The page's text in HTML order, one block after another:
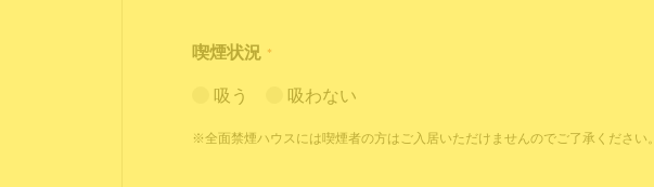
喫煙状況 *
吸う 吸わない
※全面禁煙ハウスには喫煙者の方はご入居いただけませんのでご了承ください。